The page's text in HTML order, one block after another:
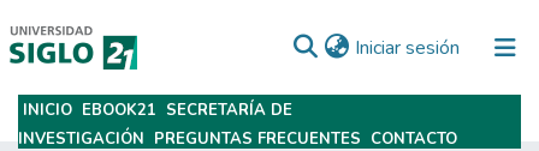
Iniciar sesión (current)
Subir
INICIO EBOOK21 SECRETARÍA DE
INVESTIGACIÓN PREGUNTAS FRECUENTES CONTACTO